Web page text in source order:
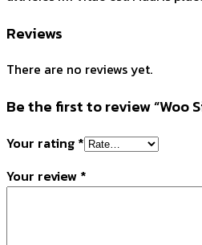
Reviews
There are no reviews yet.
Be the first to review “Woo
Your rating *
Your review *